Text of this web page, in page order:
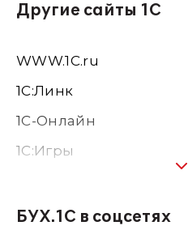
Другие сайты 1С
WWW.1С.ru
1С:Линк
1С-Онлайн
1C:Игры
1С:Консалтинг
БУХ.1С в соцсетях